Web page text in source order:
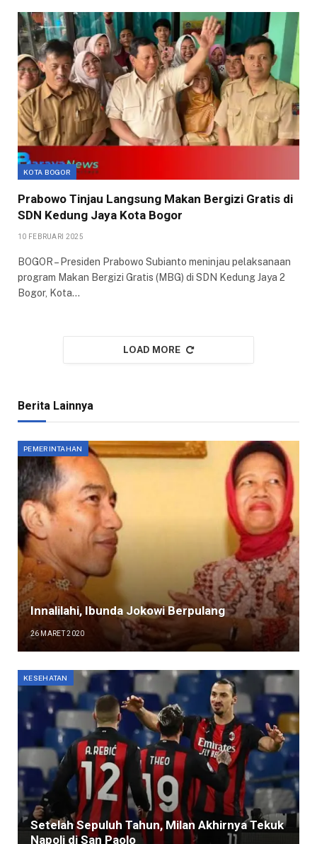
KOTA BOGOR
Prabowo Tinjau Langsung Makan Bergizi Gratis di
SDN Kedung Jaya Kota Bogor
10 FEBRUARI 2025
BOGOR – Presiden Prabowo Subianto meninjau pelaksanaan
program Makan Bergizi Gratis (MBG) di SDN Kedung Jaya 2
Bogor, Kota…
LOAD MORE
Berita Lainnya
PEMERINTAHAN
Innalilahi, Ibunda Jokowi Berpulang
26 MARET 2020
KESEHATAN
Setelah Sepuluh Tahun, Milan Akhirnya Tekuk
Napoli di San Paolo